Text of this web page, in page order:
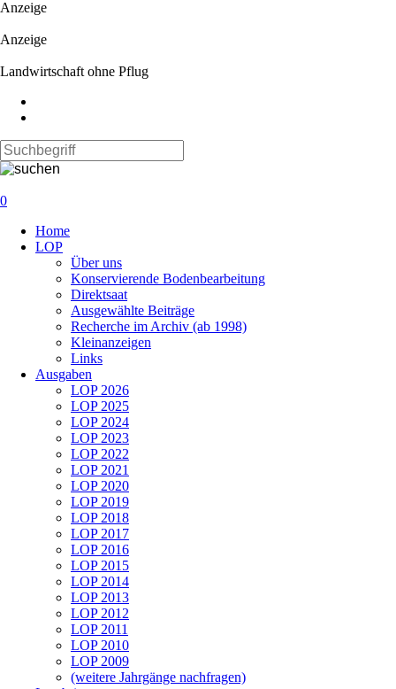
Anzeige
Anzeige
Landwirtschaft ohne Pflug
0
überspringen
Home
LOP
Über uns
Konservierende Bodenbearbeitung
Direktsaat
Ausgewählte Beiträge
Recherche im Archiv (ab 1998)
Kleinanzeigen
Links
Ausgaben
LOP 2026
LOP 2025
LOP 2024
LOP 2023
LOP 2022
LOP 2021
LOP 2020
LOP 2019
LOP 2018
LOP 2017
LOP 2016
LOP 2015
LOP 2014
LOP 2013
LOP 2012
LOP 2011
LOP 2010
LOP 2009
(weitere Jahrgänge nachfragen)